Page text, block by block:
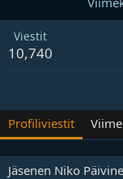
Viestit
10,740
Profiliviestit
Jäsenen Niko